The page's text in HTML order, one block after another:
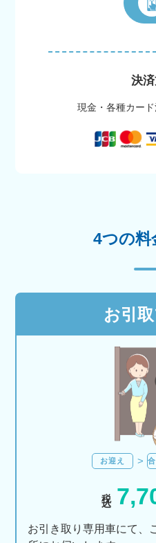
決
現金・各種カード
4つの料
お引
お迎え
お引き取り専用車にて、